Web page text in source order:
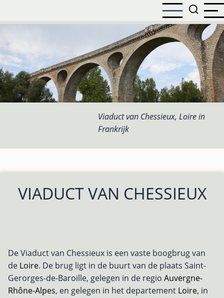
de
inhoud
gaan
Viaduct van Chessieux, Loire in
Frankrijk
VIADUCT VAN CHESSIEUX
De Viaduct van Chessieux is een vaste boogbrug van
de Loire. De brug ligt in de buurt van de plaats Saint-
Gerorges-de-Baroille, gelegen in de regio Auvergne-
Rhône-Alpes, en gelegen in het departement Loire, in